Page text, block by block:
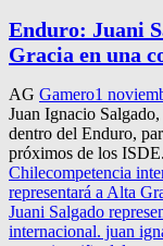
Enduro: Juani
Gracia en una
AG Gamero1
Juan Ignacio
dentro del Enduro,
próximos de los
Chilecompetencia
representará a Alta
Juani Salgado
internacional. juan